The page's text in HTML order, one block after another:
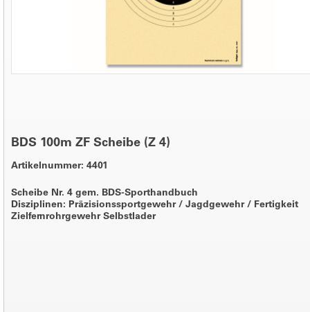
BDS 100m ZF Scheibe (Z 4)
Artikelnummer: 4401
Scheibe Nr. 4 gem. BDS-Sporthandbuch
Disziplinen: Präzisionssportgewehr / Jagdgewehr / Fertigkeit
Zielfernrohrgewehr Selbstlader